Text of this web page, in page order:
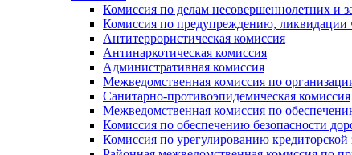
Комиссия по делам несовершеннолетних и
Комиссия по предупреждению, ликвидации
Антитеррористическая комиссия
Антинаркотическая комиссия
Административная комиссия
Межведомственная комиссия по
Санитарно-противоэпидемическая комиссия
Межведомственная комиссия по
Комиссия по обеспечению безопасности
Комиссия по урегулированию